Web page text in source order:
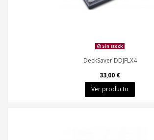
Sin stock
DeckSaver DDJFLX4
33,00 €
Ver producto